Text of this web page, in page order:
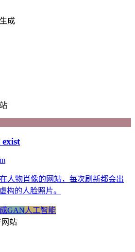
成
exist
人物肖像的网站，每次刷新都会出
构的人脸照片。
GAN人工智能
网站